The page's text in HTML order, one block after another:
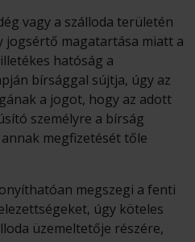
vagy a szálloda területén
jogsértő magatartása miatt a
hatóság a
bírsággal sújtja, úgy az
a jogot, hogy az adott
személyre a bírság
megfizetését tőle
megszegi a fenti
úgy köteles
üzemeltetője részére,